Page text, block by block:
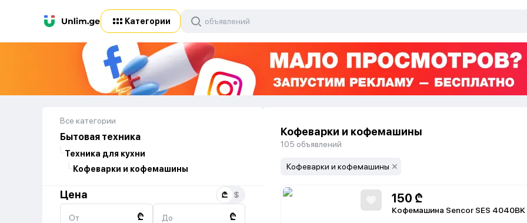
Категории
Все категории
Бытовая техника
Техника для кухни
Кофеварки и кофемашины
Цена
От ₾ До ₾
Кофеварки и кофемашины
105 объявлений
Кофеварки и кофемашины
150 ₾
Кофемашина Sencor SES 4040BK